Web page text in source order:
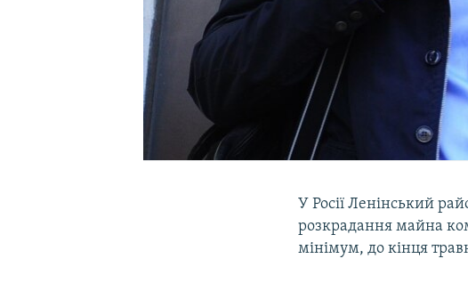
У Росії Ленінський
розкрадання майна
мінімум, до кінця